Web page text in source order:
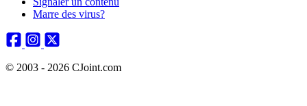
Marre des virus?
© 2003 - 2026 CJoint.com